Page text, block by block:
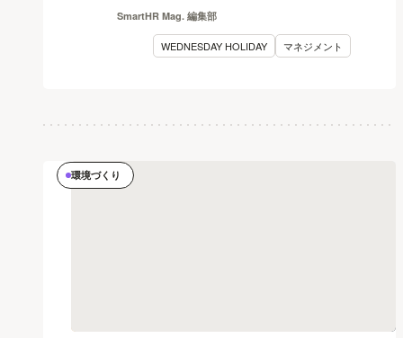
SmartHR Mag. 編集部
WEDNESDAY HOLIDAY マネジメント
環境づくり